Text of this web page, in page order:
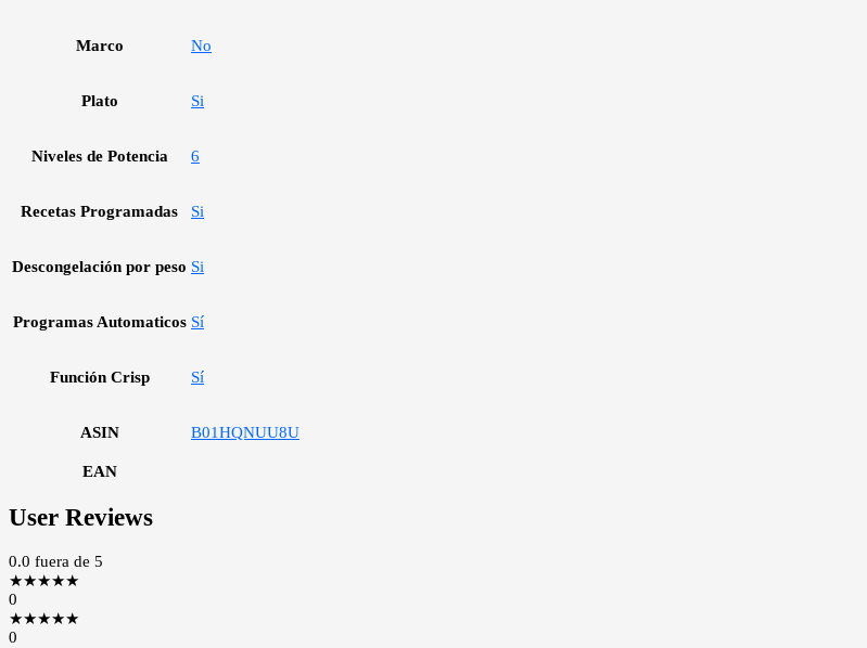
Marco No
Plato Si
Niveles de Potencia 6
Recetas Programadas Si
Descongelación por peso Si
Programas Automaticos Sí
Función Crisp Sí
ASIN B01HQNUU8U
EAN
User Reviews
0.0 fuera de 5
★★★★★
0
★★★★★
0